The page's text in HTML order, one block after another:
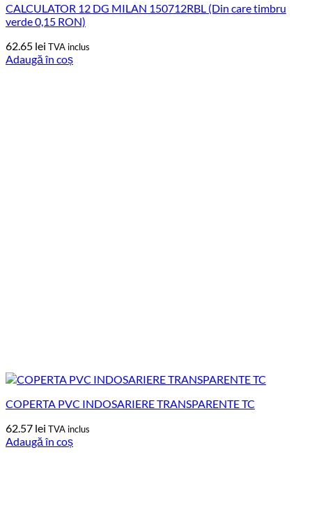
CALCULATOR 12 DG MILAN 150712RBL (Din care timbru
verde 0,15 RON)
62.65 lei TVA inclus
Adaugă în coș
COPERTA PVC INDOSARIERE TRANSPARENTE TC
62.57 lei TVA inclus
Adaugă în coș